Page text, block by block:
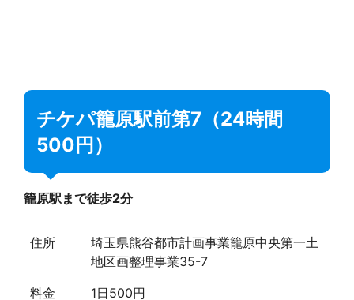
チケパ籠原駅前第7（24時間
500円）
籠原駅まで徒歩2分
住所
埼玉県熊谷都市計画事業籠原中央第一土
地区画整理事業35-7
料金
1日500円